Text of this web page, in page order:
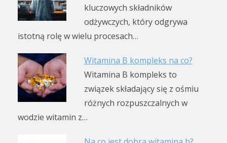
kluczowych składników
odżywczych, który odgrywa
istotną rolę w wielu procesach…
Witamina B kompleks na co?
Witamina B kompleks to
związek składający się z ośmiu
różnych rozpuszczalnych w
wodzie witamin z…